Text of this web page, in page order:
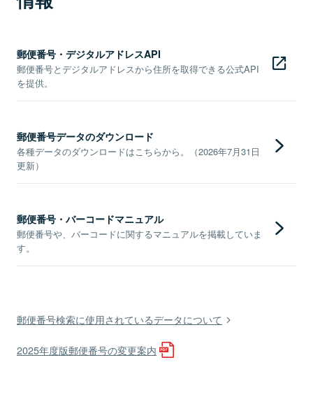
郵便番号・デジタルアドレスAPI
郵便番号とデジタルアドレスから住所を取得できる公式API
を提供。
郵便番号データのダウンロード
各種データのダウンロードはこちらから。（2026年7月31日
更新）
郵便番号・バーコードマニュアル
郵便番号や、バーコードに関するマニュアルを掲載していま
す。
郵便番号検索に使用されているデータについて
2025年度版郵便番号の変更案内